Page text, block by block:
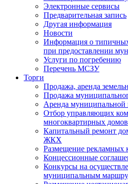
Электронные сервисы
Предварительная запись
Другая информация
Новости
Информация о
при предоставлении
Услуги по погребению
Перечень МСЗУ
Торги
Продажа, аренда
Продажа
Аренда муниципальной
Отбор управляющих
многоквартирных домов
Капитальный ремонт
ЖКХ
Размещение рекламных
Концессионные
Конкурсы на
муниципальным